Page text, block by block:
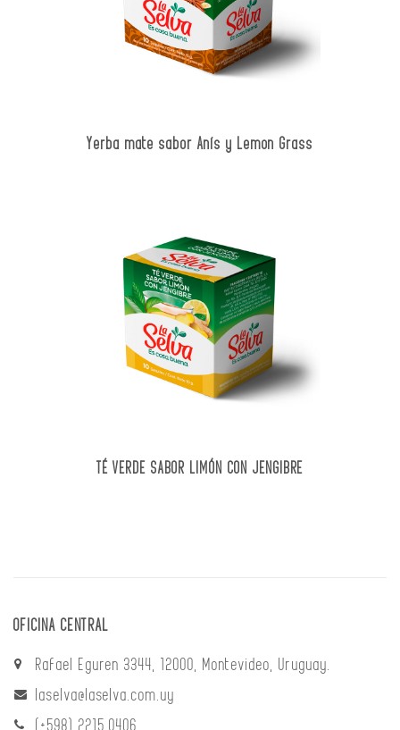
Yerba mate sabor Anís y Lemon Grass
TÉ VERDE SABOR LIMÓN CON JENGIBRE
OFICINA CENTRAL
Rafael Eguren 3344, 12000, Montevideo, Uruguay.
laselva@laselva.com.uy
(+598) 2215 0406